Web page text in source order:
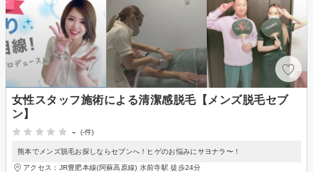
女性スタッフ施術による清潔感脱毛【メンズ脱毛セブ
ン】
-
(-件)
熊本でメンズ脱毛お探しならセブンへ！ヒゲのお悩みにサヨナラ〜！
アクセス：JR豊肥本線(阿蘇高原線) 水前寺駅 徒歩24分